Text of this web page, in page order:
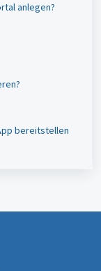
anlegen?
bereitstellen